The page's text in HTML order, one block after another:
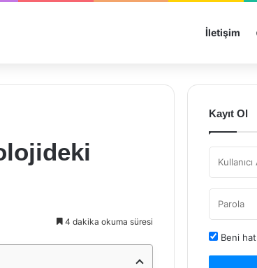
İletişim
4 dakika okuma süresi
Kayıt Ol
Beni